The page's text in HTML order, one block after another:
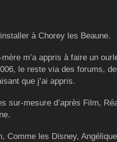
à Chorey les Beaune.
m’a appris à faire un
le reste via des forums,
que j’ai appris.
sur-mesure d’après Film,
Comme les Disney,